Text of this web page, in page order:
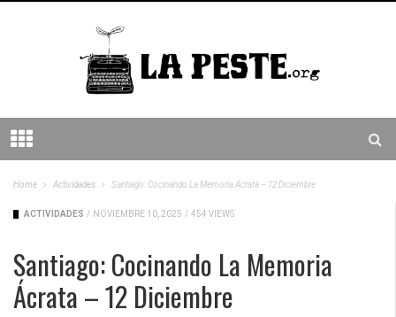
Home Actividades Santiago: Cocinando La Memoria Ácrata – 12 Diciembre
ACTIVIDADES / NOVIEMBRE 10, 2025 / 454 VIEWS
Santiago: Cocinando La Memoria
Ácrata – 12 Diciembre